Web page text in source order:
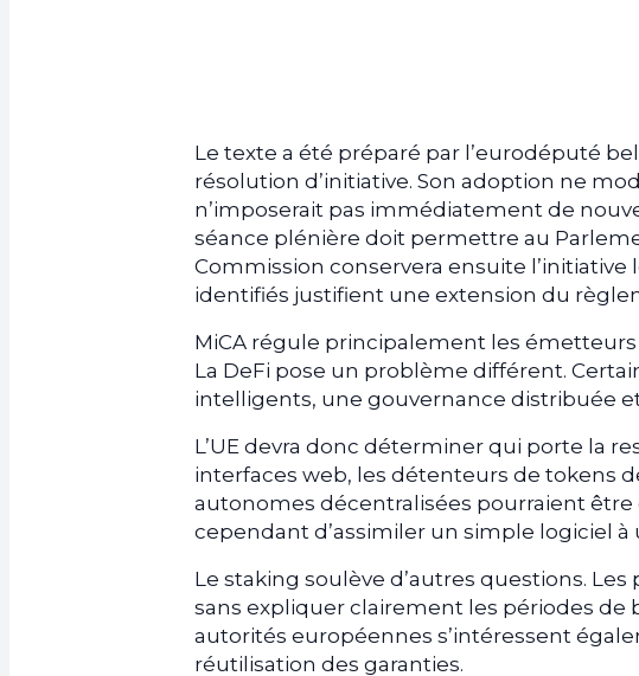
Le texte a été préparé par l’eurodéputé
résolution d’initiative. Son adoption ne
n’imposerait pas immédiatement de
séance plénière doit permettre au
Commission conservera ensuite l’initiative
identifiés justifient une extension du
MiCA régule principalement les
La DeFi pose un problème différent.
intelligents, une gouvernance distribuée
L’UE devra donc déterminer qui porte la
interfaces web, les détenteurs de tokens
autonomes décentralisées pourraient
cependant d’assimiler un simple logiciel à
Le staking soulève d’autres questions.
sans expliquer clairement les périodes de
autorités européennes s’intéressent
réutilisation des garanties.